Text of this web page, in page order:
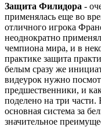
Защита Филидора -
применялась еще во
отличного игрока
неоднократно
чемпиона мира, и в
практике защита
белым сразу же
видеурок нужно
предшественники, и
поделено на три
основная система за
значительное